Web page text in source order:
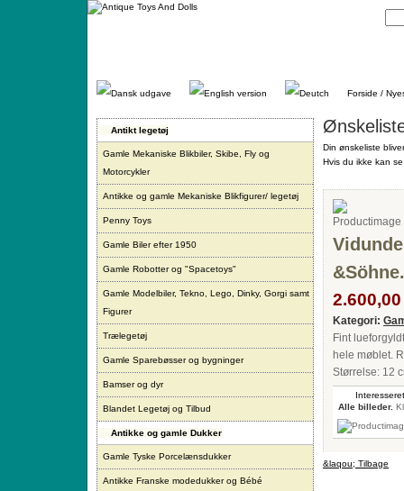
Gå
Forside /
Antikt legetøj
Gamle Mekaniske Blikbiler, Skibe, Fly og
Motorcykler
Antikke og gamle Mekaniske Blikfigurer/ legetøj
Penny Toys
Gamle Biler efter 1950
Gamle Robotter og "Spacetoys"
Gamle Modelbiler, Tekno, Lego, Dinky, Gorgi samt
Figurer
Trælegetøj
Gamle Sparebøsser og bygninger
Bamser og dyr
Blandet Legetøj og Tilbud
Antikke og gamle Dukker
Gamle Tyske Porcelænsdukker
Antikke Franske modedukker og Bébé
Din ønskeliste
Hvis du ikke kan
Kategori:
Fint
hele møblet.
Størrelse: 12
Alle billeder.
&laqou; Tilbage